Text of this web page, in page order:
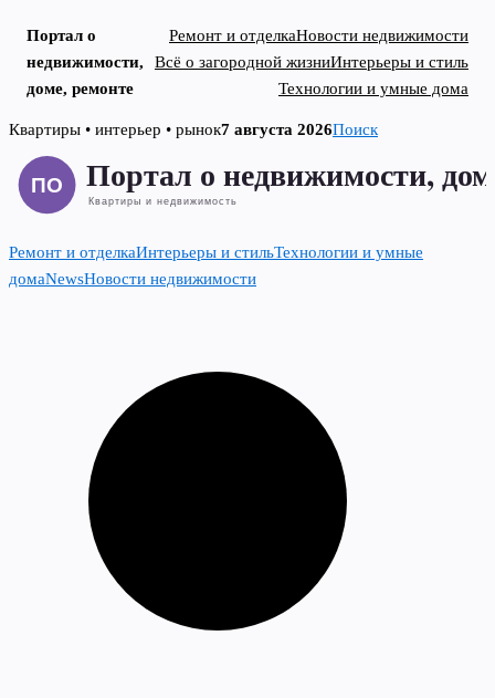
Портал о
недвижимости,
доме, ремонте
Ремонт и отделкаНовости недвижимости
Всё о загородной жизниИнтерьеры и стиль
Технологии и умные дома
Skip
content
Квартиры • интерьер • рынок7 августа 2026Поиск
Ремонт и отделкаИнтерьеры и стильТехнологии и умные
домаNewsНовости недвижимости